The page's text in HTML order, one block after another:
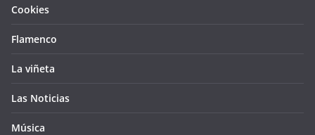
Cookies
Flamenco
La viñeta
Las Noticias
Música